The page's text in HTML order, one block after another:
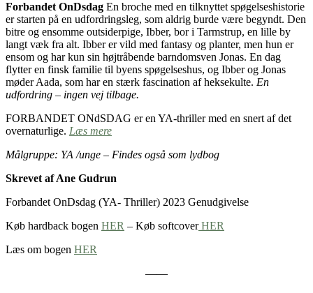
Forbandet OnDsdag En broche med en tilknyttet spøgelseshistorie
er starten på en udfordringsleg, som aldrig burde være begyndt. Den
bitre og ensomme outsiderpige, Ibber, bor i Tarmstrup, en lille by
langt væk fra alt. Ibber er vild med fantasy og planter, men hun er
ensom og har kun sin højtråbende barndomsven Jonas. En dag
flytter en finsk familie til byens spøgelseshus, og Ibber og Jonas
møder Aada, som har en stærk fascination af heksekulte. En
udfordring – ingen vej tilbage.
FORBANDET ONdSDAG er en YA-thriller med en snert af det
overnaturlige. Læs mere
Målgruppe: YA /unge – Findes også som lydbog
Skrevet af Ane Gudrun
Forbandet OnDsdag (YA- Thriller) 2023 Genudgivelse
Køb hardback bogen HER – Køb softcoverHER
Læs om bogen HER
——